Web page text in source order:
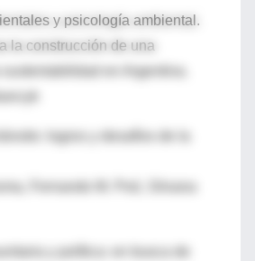
y psicología ambiental.
la construcción de una
en Argentina.
logros y desafíos de la
y política: en busca de